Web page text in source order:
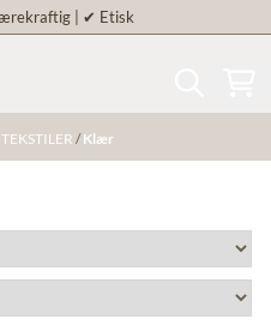
| ✔ Etisk
/Klær